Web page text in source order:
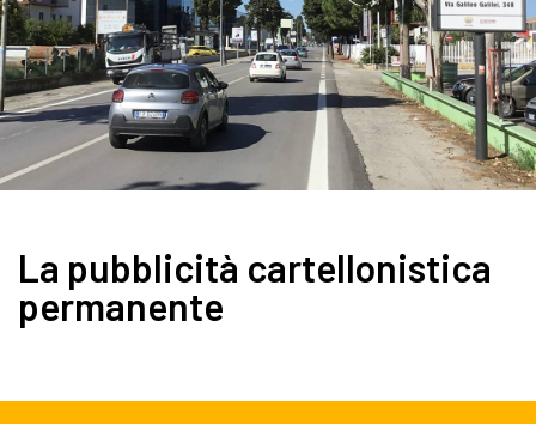
La pubblicità cartellonistica
permanente